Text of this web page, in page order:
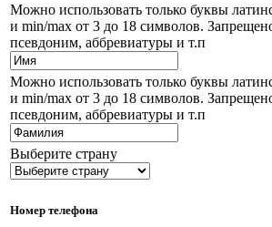
Можно использовать только буквы
и min/max от 3 до 18 символов.
псевдоним, аббревиатуры и т.п
Можно использовать только буквы
и min/max от 3 до 18 символов.
псевдоним, аббревиатуры и т.п
Выберите страну
Номер телефона